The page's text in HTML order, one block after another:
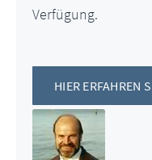
Verfügung.
HIER ERFAHREN